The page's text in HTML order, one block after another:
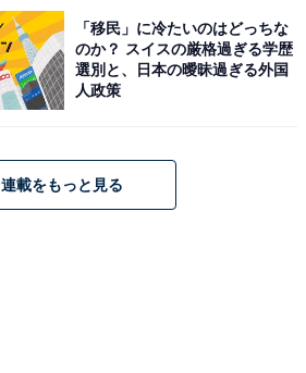
「移民」に冷たいのはどっちな
のか？ スイスの厳格過ぎる学歴
選別と、日本の曖昧過ぎる外国
人政策
連載をもっと見る